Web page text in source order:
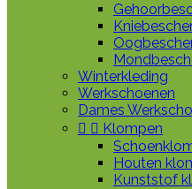
Winterkleding
Werkschoenen
Dames
  Klompen
Houten
Kunststof